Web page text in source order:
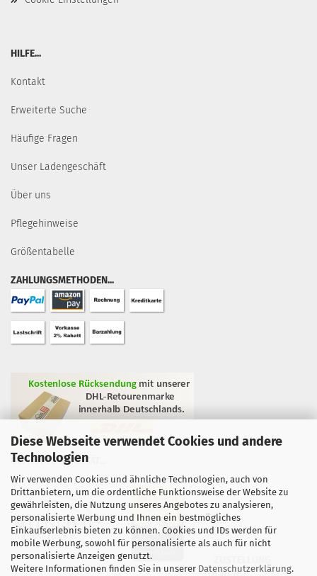
Diese Webseite verwendet Cookies und andere
Technologien
Wir verwenden Cookies und ähnliche Technologien, auch von
Drittanbietern, um die ordentliche Funktionsweise der Website zu
gewährleisten, die Nutzung unseres Angebotes zu analysieren,
personalisierte Werbung und Ihnen ein bestmögliches
Einkaufserlebnis bieten zu können. Cookies und IDs werden für
mobile Werbung, sowohl für personalisierte als auch für nicht
personalisierte Anzeigen genutzt.
Weitere Informationen finden Sie in unserer Datenschutzerklärung.
HILFE...
Kontakt
Erweiterte Suche
Häufige Fragen
Unser Ladengeschäft
Über uns
Pflegehinweise
Größentabelle
ZAHLUNGSMETHODEN...
GEPRÜFTE QUALITÄT...